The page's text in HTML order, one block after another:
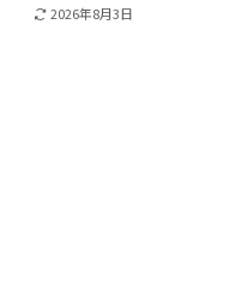
2026年8月3日